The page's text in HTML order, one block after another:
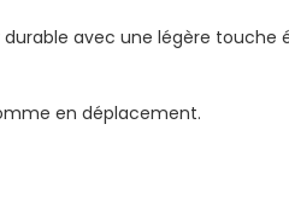
avec une légère
en déplacement.